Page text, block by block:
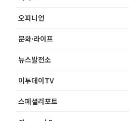
오피니언
문화·라이프
뉴스발전소
이투데이TV
스페셜리포트